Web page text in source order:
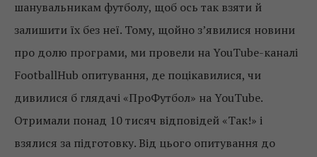
шанувальникам футболу, щоб ось так взяти й
залишити їх без неї. Тому, щойно з’явилися новини
про долю програми, ми провели на YouTube-каналі
FootballHub опитування, де поцікавилися, чи
дивилися б глядачі «ПроФутбол» на YouTube.
Отримали понад 10 тисяч відповідей «Так!» і
взялися за підготовку. Від цього опитування до